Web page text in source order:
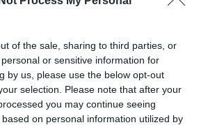
of the sale, sharing to third parties, or
or sensitive information for
by us, please use the below opt-out
selection. Please note that after your
you may continue seeing
on personal information utilized by